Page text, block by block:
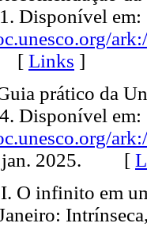
Disponível em:
[ Links ]
prático da
Disponível em:
jan. 2025. [
O infinito em
Janeiro: